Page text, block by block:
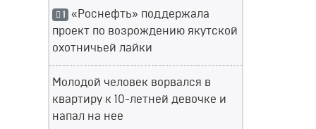
1 «Роснефть» поддержала
проект по возрождению якутской
охотничьей лайки
Молодой человек ворвался в
квартиру к 10-летней девочке и
напал на нее